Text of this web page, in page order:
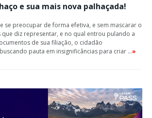
e sua mais nova palhaçada!
se preocupar de forma efetiva, e sem mascarar o
diz representar, e no qual entrou pulando a
de sua filiação, o cidadão
pauta em insignificâncias para criar …»